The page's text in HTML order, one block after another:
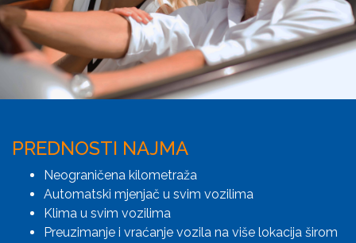
PREDNOSTI NAJMA
Neograničena kilometraža
Automatski mjenjač u svim vozilima
Klima u svim vozilima
Preuzimanje i vraćanje vozila na više lokacija širom